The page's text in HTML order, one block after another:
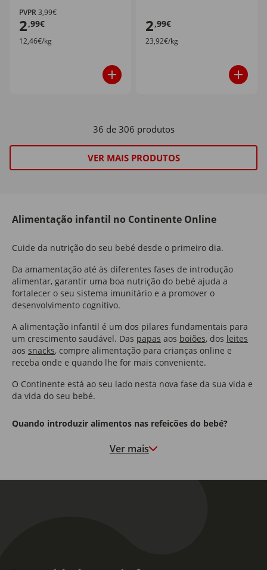
PVPR3,99€
2,99€
12,46€/kg
2,99€
23,92€/kg
36 de 306 produtos
VER MAIS PRODUTOS
Alimentação infantil no Continente Online
Cuide da nutrição do seu bebé desde o primeiro dia.
Da amamentação até às diferentes fases de introdução
alimentar, garantir uma boa nutrição do bebé ajuda a
fortalecer o seu sistema imunitário e a promover o
desenvolvimento cognitivo.
A alimentação infantil é um dos pilares fundamentais para
um crescimento saudável. Das papas aos boiões, dos leites
aos snacks, compre alimentação para crianças online e
receba onde e quando lhe for mais conveniente.
O Continente está ao seu lado nesta nova fase da sua vida e
da vida do seu bebé.
Quando introduzir alimentos nas refeições do bebé?
Esta é uma das dúvidas mais comuns dos pais: quando
diferentes texturas.
Ver mais